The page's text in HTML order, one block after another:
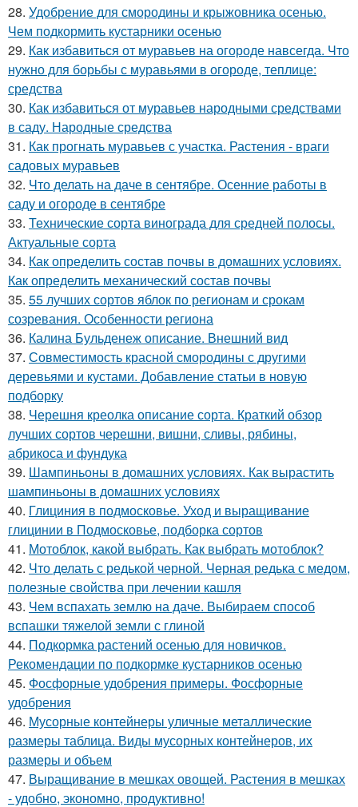
28. Удобрение для смородины и крыжовника осенью.
Чем подкормить кустарники осенью
29. Как избавиться от муравьев на огороде навсегда. Что
нужно для борьбы с муравьями в огороде, теплице:
средства
30. Как избавиться от муравьев народными средствами
в саду. Народные средства
31. Как прогнать муравьев с участка. Растения - враги
садовых муравьев
32. Что делать на даче в сентябре. Осенние работы в
саду и огороде в сентябре
33. Технические сорта винограда для средней полосы.
Актуальные сорта
34. Как определить состав почвы в домашних условиях.
Как определить механический состав почвы
35. 55 лучших сортов яблок по регионам и срокам
созревания. Особенности региона
36. Калина Бульденеж описание. Внешний вид
37. Совместимость красной смородины с другими
деревьями и кустами. Добавление статьи в новую
подборку
38. Черешня креолка описание сорта. Краткий обзор
лучших сортов черешни, вишни, сливы, рябины,
абрикоса и фундука
39. Шампиньоны в домашних условиях. Как вырастить
шампиньоны в домашних условиях
40. Глициния в подмосковье. Уход и выращивание
глицинии в Подмосковье, подборка сортов
41. Мотоблок, какой выбрать. Как выбрать мотоблок?
42. Что делать с редькой черной. Черная редька с медом,
полезные свойства при лечении кашля
43. Чем вспахать землю на даче. Выбираем способ
вспашки тяжелой земли с глиной
44. Подкормка растений осенью для новичков.
Рекомендации по подкормке кустарников осенью
45. Фосфорные удобрения примеры. Фосфорные
удобрения
46. Мусорные контейнеры уличные металлические
размеры таблица. Виды мусорных контейнеров, их
размеры и объем
47. Выращивание в мешках овощей. Растения в мешках
- удобно, экономно, продуктивно!